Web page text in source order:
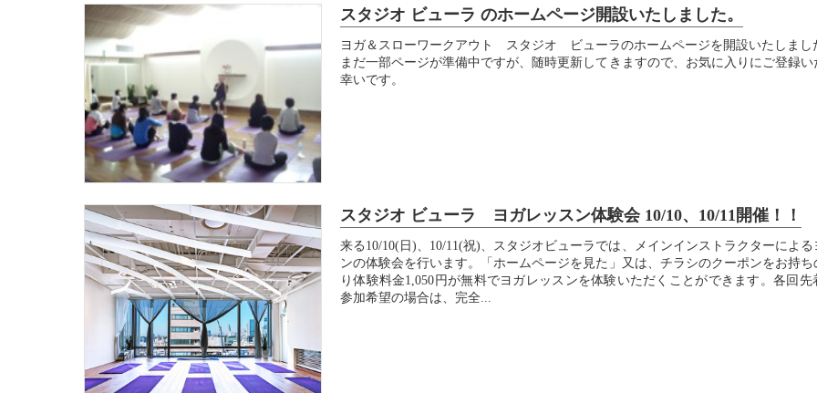
スタジオ ビューラ のホームページ開設いたしました。
ヨガ＆スローワークアウト スタジオ ビューラのホームページを開設いたしまし
まだ一部ページが準備中ですが、随時更新してきますので、お気に入りにご登録い
幸いです。
スタジオ ビューラ ヨガレッスン体験会 10/10、10/11開催！！
来る10/10(日)、10/11(祝)、スタジオビューラでは、メインインストラクターによる
ンの体験会を行います。「ホームページを見た」又は、チラシのクーポンをお持ち
り体験料金1,050円が無料でヨガレッスンを体験いただくことができます。各回先
参加希望の場合は、完全...